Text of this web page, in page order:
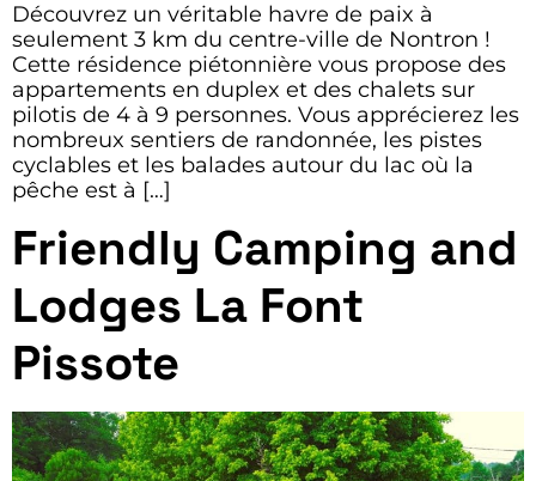
Découvrez un véritable havre de paix à
seulement 3 km du centre-ville de Nontron !
Cette résidence piétonnière vous propose des
appartements en duplex et des chalets sur
pilotis de 4 à 9 personnes. Vous apprécierez les
nombreux sentiers de randonnée, les pistes
cyclables et les balades autour du lac où la
pêche est à […]
Friendly Camping and
Lodges La Font
Pissote